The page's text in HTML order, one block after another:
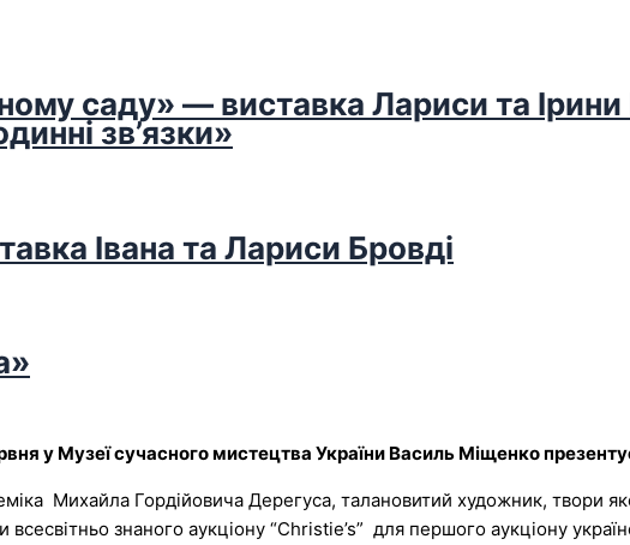
саду» — виставка Лариси та
зв’язки»
Івана та Лариси Бровді
у Музеї сучасного мистецтва України Василь Міщенко
Михайла Гордійовича Дерегуса, талановитий художник, твори
всесвітньо знаного аукціону “Christie’s” для першого аукціону